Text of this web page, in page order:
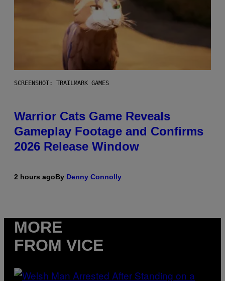
SCREENSHOT: TRAILMARK GAMES
Warrior Cats Game Reveals
Gameplay Footage and Confirms
2026 Release Window
2 hours agoBy Denny Connolly
MORE
FROM VICE